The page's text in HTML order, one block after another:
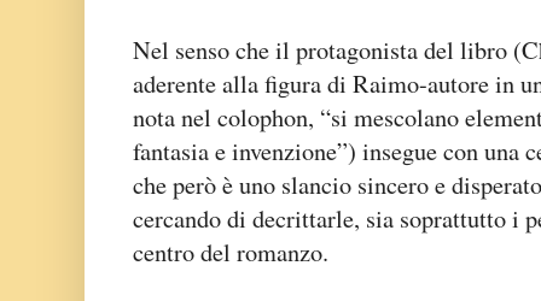
Nel senso che il protagonista del libro
aderente alla figura di Raimo-autore in
nota nel colophon, “si mescolano
fantasia e invenzione”) insegue con una
che però è uno slancio sincero e
cercando di decrittarle, sia soprattutto i
centro del romanzo.